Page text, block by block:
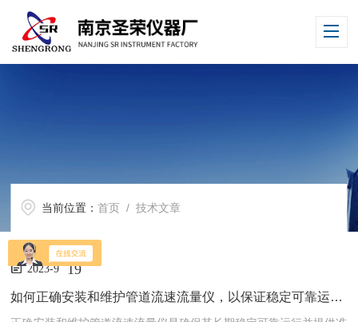
当前位置：首页 / 技术文章
2023-9 19
如何正确安装和维护管道流速流量仪，以保证稳定可靠运行并提供准确数据？